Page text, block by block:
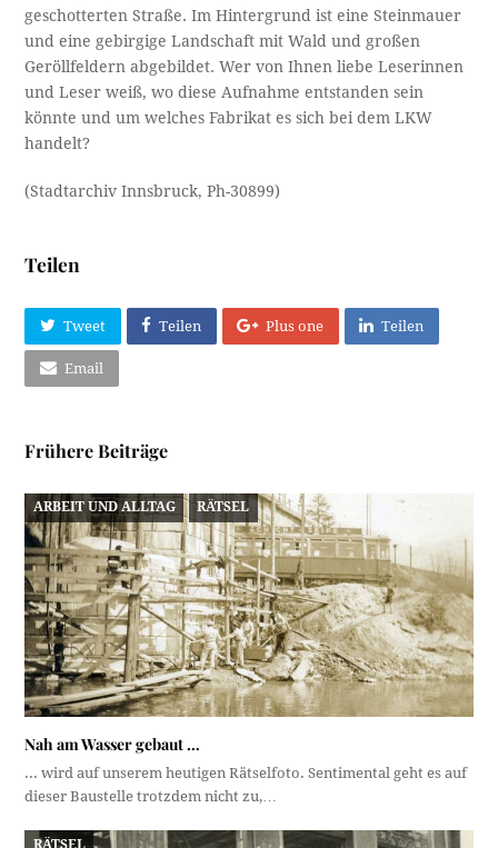
geschotterten Straße. Im Hintergrund ist eine Steinmauer
und eine gebirgige Landschaft mit Wald und großen
Geröllfeldern abgebildet. Wer von Ihnen liebe Leserinnen
und Leser weiß, wo diese Aufnahme entstanden sein
könnte und um welches Fabrikat es sich bei dem LKW
handelt?
(Stadtarchiv Innsbruck, Ph-30899)
Teilen
Tweet Teilen Plus one Teilen
Email
Frühere Beiträge
ARBEIT UND ALLTAG RÄTSEL
Nah am Wasser gebaut …
... wird auf unserem heutigen Rätselfoto. Sentimental geht es auf
dieser Baustelle trotzdem nicht zu,…
RÄTSEL